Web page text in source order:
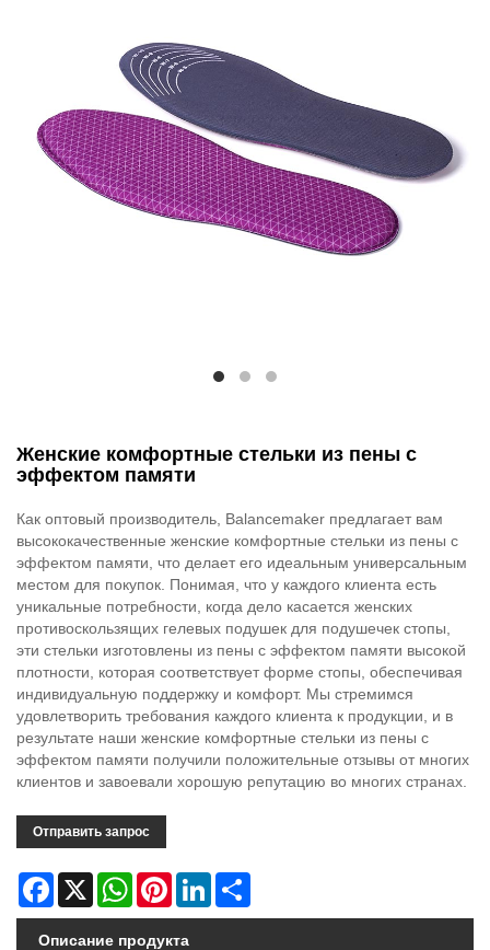
Женские комфортные стельки из пены с
эффектом памяти
Как оптовый производитель, Balancemaker предлагает вам
высококачественные женские комфортные стельки из пены с
эффектом памяти, что делает его идеальным универсальным
местом для покупок. Понимая, что у каждого клиента есть
уникальные потребности, когда дело касается женских
противоскользящих гелевых подушек для подушечек стопы,
эти стельки изготовлены из пены с эффектом памяти высокой
плотности, которая соответствует форме стопы, обеспечивая
индивидуальную поддержку и комфорт. Мы стремимся
удовлетворить требования каждого клиента к продукции, и в
результате наши женские комфортные стельки из пены с
эффектом памяти получили положительные отзывы от многих
клиентов и завоевали хорошую репутацию во многих странах.
Отправить запрос
Facebook
X WhatsAppPinterestLinkedIn
Описание продукта